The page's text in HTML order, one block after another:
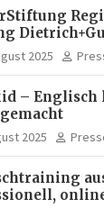
2025
–
2025